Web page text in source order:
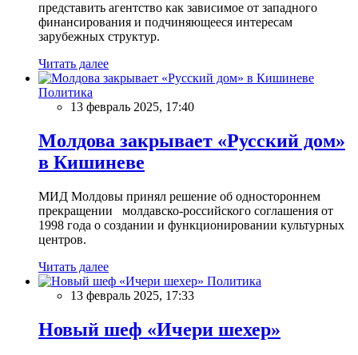
представить агентство как зависимое от западного
финансирования и подчиняющееся интересам
зарубежных структур.
Читать далее
Политика
13 февраль 2025, 17:40
Молдова закрывает «Русский дом»
в Кишиневе
МИД Молдовы принял решение об одностороннем
прекращении молдавско-российского соглашения от
1998 года о создании и функционировании культурных
центров.
Читать далее
Политика
13 февраль 2025, 17:33
Новый шеф «Ичери шехер»